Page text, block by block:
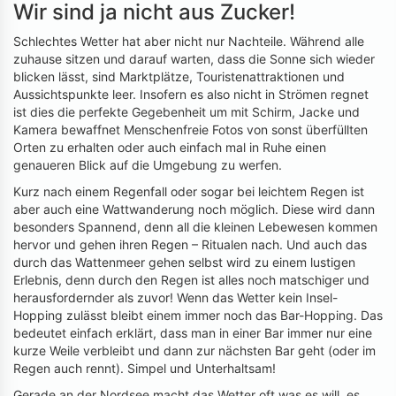
Wir sind ja nicht aus Zucker!
Schlechtes Wetter hat aber nicht nur Nachteile. Während alle
zuhause sitzen und darauf warten, dass die Sonne sich wieder
blicken lässt, sind Marktplätze, Touristenattraktionen und
Aussichtspunkte leer. Insofern es also nicht in Strömen regnet
ist dies die perfekte Gegebenheit um mit Schirm, Jacke und
Kamera bewaffnet Menschenfreie Fotos von sonst überfüllten
Orten zu erhalten oder auch einfach mal in Ruhe einen
genaueren Blick auf die Umgebung zu werfen.
Kurz nach einem Regenfall oder sogar bei leichtem Regen ist
aber auch eine Wattwanderung noch möglich. Diese wird dann
besonders Spannend, denn all die kleinen Lebewesen kommen
hervor und gehen ihren Regen – Ritualen nach. Und auch das
durch das Wattenmeer gehen selbst wird zu einem lustigen
Erlebnis, denn durch den Regen ist alles noch matschiger und
herausfordernder als zuvor! Wenn das Wetter kein Insel-
Hopping zulässt bleibt einem immer noch das Bar-Hopping. Das
bedeutet einfach erklärt, dass man in einer Bar immer nur eine
kurze Weile verbleibt und dann zur nächsten Bar geht (oder im
Regen auch rennt). Simpel und Unterhaltsam!